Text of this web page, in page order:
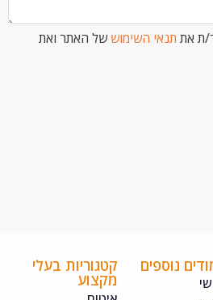
השימוש של האתר ואת
קטגוריות בעלי